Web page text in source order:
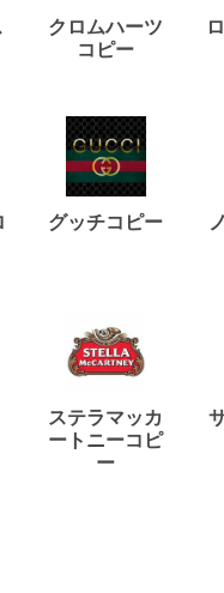
クロムハーツ
コピー
グッチコピー
ステラマッカ
ートニーコピ
ー